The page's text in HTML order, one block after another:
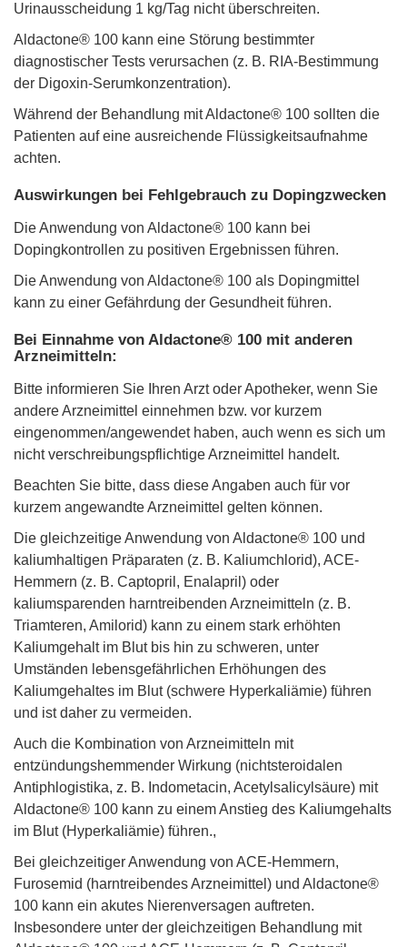
Urinausscheidung 1 kg/Tag nicht überschreiten.
Aldactone® 100 kann eine Störung bestimmter
diagnostischer Tests verursachen (z. B. RIA-Bestimmung
der Digoxin-Serumkonzentration).
Während der Behandlung mit Aldactone® 100 sollten die
Patienten auf eine ausreichende Flüssigkeitsaufnahme
achten.
Auswirkungen bei Fehlgebrauch zu Dopingzwecken
Die Anwendung von Aldactone® 100 kann bei
Dopingkontrollen zu positiven Ergebnissen führen.
Die Anwendung von Aldactone® 100 als Dopingmittel
kann zu einer Gefährdung der Gesundheit führen.
Bei Einnahme von Aldactone® 100 mit anderen
Arzneimitteln:
Bitte informieren Sie Ihren Arzt oder Apotheker, wenn Sie
andere Arzneimittel einnehmen bzw. vor kurzem
eingenommen/angewendet haben, auch wenn es sich um
nicht verschreibungspflichtige Arzneimittel handelt.
Beachten Sie bitte, dass diese Angaben auch für vor
kurzem angewandte Arzneimittel gelten können.
Die gleichzeitige Anwendung von Aldactone® 100 und
kaliumhaltigen Präparaten (z. B. Kaliumchlorid), ACE-
Hemmern (z. B. Captopril, Enalapril) oder
kaliumsparenden harntreibenden Arzneimitteln (z. B.
Triamteren, Amilorid) kann zu einem stark erhöhten
Kaliumgehalt im Blut bis hin zu schweren, unter
Umständen lebensgefährlichen Erhöhungen des
Kaliumgehaltes im Blut (schwere Hyperkaliämie) führen
und ist daher zu vermeiden.
Auch die Kombination von Arzneimitteln mit
entzündungshemmender Wirkung (nichtsteroidalen
Antiphlogistika, z. B. Indometacin, Acetylsalicylsäure) mit
Aldactone® 100 kann zu einem Anstieg des Kaliumgehalts
im Blut (Hyperkaliämie) führen.,
Bei gleichzeitiger Anwendung von ACE-Hemmern,
Furosemid (harntreibendes Arzneimittel) und Aldactone®
100 kann ein akutes Nierenversagen auftreten.
Insbesondere unter der gleichzeitigen Behandlung mit